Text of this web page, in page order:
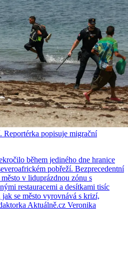
popisuje migrační
během jediného dne hranice
pobřeží. Bezprecedentní
v liduprázdnou zónu s
restauracemi a desítkami tisíc
se město vyrovnává s krizí,
Aktuálně.cz Veronika